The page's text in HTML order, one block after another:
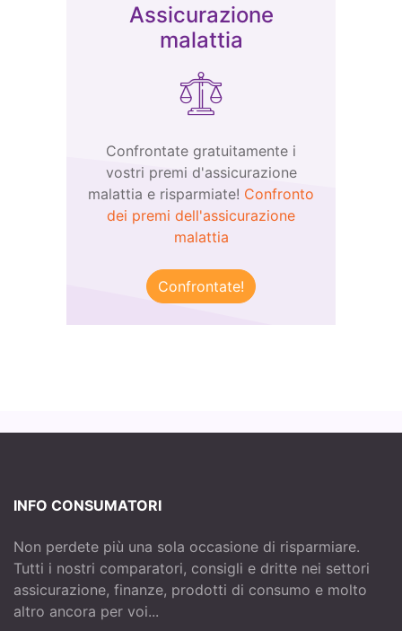
Assicurazione
malattia
Confrontate gratuitamente i
vostri premi d'assicurazione
malattia e risparmiate! Confronto
dei premi dell'assicurazione
malattia
Confrontate!
INFO CONSUMATORI
Non perdete più una sola occasione di risparmiare.
Tutti i nostri comparatori, consigli e dritte nei settori
assicurazione, finanze, prodotti di consumo e molto
altro ancora per voi...